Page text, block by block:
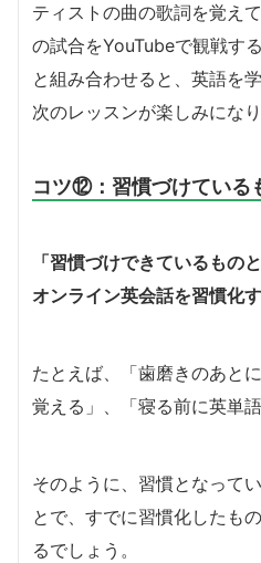
ティストの曲の歌詞を覚え
の試合をYouTubeで観戦す
と組み合わせると、英語を
次のレッスンが楽しみになり
コツ⑫：習慣づけている
「習慣づけできているもの
オンライン英会話を習慣化
たとえば、「歯磨きのあと
覚える」、「寝る前に英単
そのように、習慣となって
とで、すでに習慣化したも
るでしょう。